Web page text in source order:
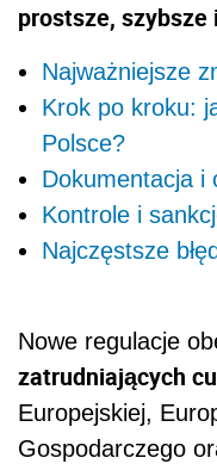
prostsze,
Najważniejsze
Krok po kroku:
Polsce?
Dokumentacja i
Kontrole i
Najczęstsze
Nowe regulacje
zatrudniających
Europejskiej,
Gospodarczego